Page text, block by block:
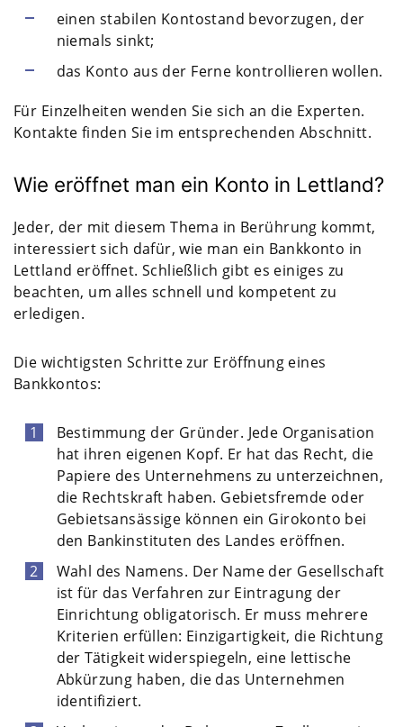
einen stabilen Kontostand bevorzugen, der
niemals sinkt;
das Konto aus der Ferne kontrollieren wollen.
Für Einzelheiten wenden Sie sich an die Experten.
Kontakte finden Sie im entsprechenden Abschnitt.
Wie eröffnet man ein Konto in Lettland?
Jeder, der mit diesem Thema in Berührung kommt,
interessiert sich dafür, wie man ein Bankkonto in
Lettland eröffnet. Schließlich gibt es einiges zu
beachten, um alles schnell und kompetent zu
erledigen.
Die wichtigsten Schritte zur Eröffnung eines
Bankkontos:
Bestimmung der Gründer. Jede Organisation
hat ihren eigenen Kopf. Er hat das Recht, die
Papiere des Unternehmens zu unterzeichnen,
die Rechtskraft haben. Gebietsfremde oder
Gebietsansässige können ein Girokonto bei
den Bankinstituten des Landes eröffnen.
Wahl des Namens. Der Name der Gesellschaft
ist für das Verfahren zur Eintragung der
Einrichtung obligatorisch. Er muss mehrere
Kriterien erfüllen: Einzigartigkeit, die Richtung
der Tätigkeit widerspiegeln, eine lettische
Abkürzung haben, die das Unternehmen
identifiziert.